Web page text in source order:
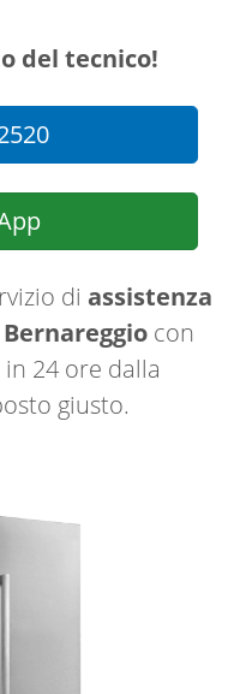
del tecnico!
di assistenza
con
24 ore dalla
giusto.